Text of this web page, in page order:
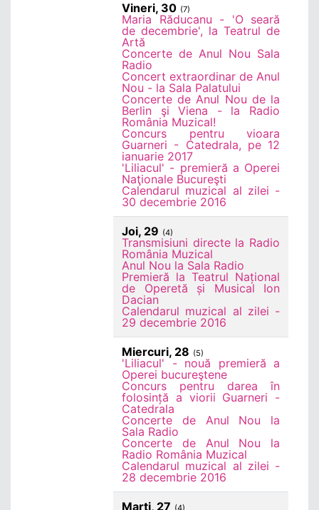
Vineri, 30 (7)
Maria Răducanu - 'O seară
de decembrie', la Teatrul de
Artă
Concerte de Anul Nou Sala
Radio
Concert extraordinar de Anul
Nou - la Sala Palatului
Concerte de Anul Nou de la
Berlin şi Viena - la Radio
România Muzical!
Concurs pentru vioara
Guarneri - Catedrala, pe 12
ianuarie 2017
'Liliacul' - premieră a Operei
Naţionale Bucureşti
Calendarul muzical al zilei -
30 decembrie 2016
Joi, 29 (4)
Transmisiuni directe la Radio
România Muzical
Anul Nou la Sala Radio
Premieră la Teatrul Național
de Operetă și Musical Ion
Dacian
Calendarul muzical al zilei -
29 decembrie 2016
Miercuri, 28 (5)
'Liliacul' - nouă premieră a
Operei bucureştene
Concurs pentru darea în
folosință a viorii Guarneri -
Catedrala
Concerte de Anul Nou la
Sala Radio
Concerte de Anul Nou la
Radio România Muzical
Calendarul muzical al zilei -
28 decembrie 2016
Marţi, 27 (4)